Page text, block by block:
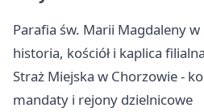
Parafia św. Marii Magdaleny
historia, kościół i kaplica filialna
Straż Miejska w Chorzowie -
mandaty i rejony dzielnicowe